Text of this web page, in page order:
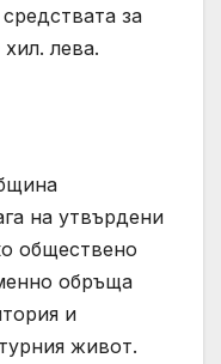
за
лева.
на утвърдени
обществено
обръща
и
живот.